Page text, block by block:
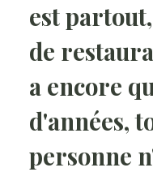
est
de
a encore
d'années,
personne